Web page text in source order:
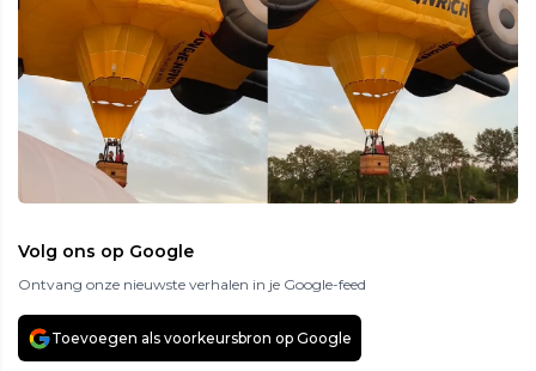
Volg ons op Google
Ontvang onze nieuwste verhalen in je Google-feed
Toevoegen als voorkeursbron op Google